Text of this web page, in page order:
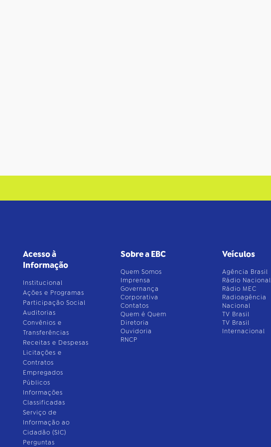
Acesso à
Informação
Institucional
Ações e Programas
Participação Social
Auditorias
Convênios e
Transferências
Receitas e Despesas
Licitações e
Contratos
Empregados
Públicos
Informações
Classificadas
Serviço de
Informação ao
Cidadão (SIC)
Perguntas
Sobre a EBC
Quem Somos
Imprensa
Governança
Corporativa
Contatos
Quem é Quem
Diretoria
Ouvidoria
RNCP
Veículos
Agência Brasil
Rádio Nacional
Rádio MEC
Radioagência
Nacional
TV Brasil
TV Brasil
Internacional